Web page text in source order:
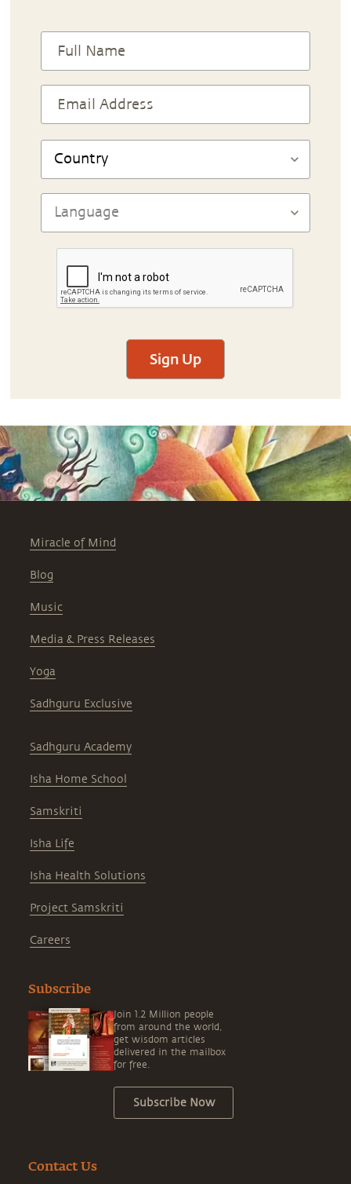
Sign Up
Miracle of Mind
Blog
Music
Media & Press Releases
Yoga
Sadhguru Exclusive
Sadhguru Academy
Isha Home School
Samskriti
Isha Life
Isha Health Solutions
Project Samskriti
Careers
Subscribe
Join 1.2 Million people
from around the world,
get wisdom articles
delivered in the mailbox
for free.
Subscribe Now
Contact Us